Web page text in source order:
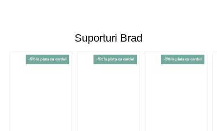
Suporturi Brad
-5% la plata cu cardul -5% la plata cu cardul -5% la plata cu cardul